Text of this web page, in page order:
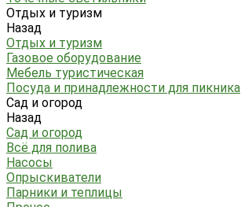
Отдых и туризм
Назад
Отдых и туризм
Газовое оборудование
Мебель туристическая
Посуда и принадлежности для пикника
Сад и огород
Назад
Сад и огород
Всё для полива
Насосы
Опрыскиватели
Парники и теплицы